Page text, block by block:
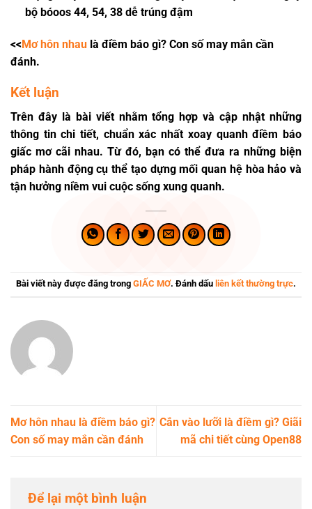
bộ bóoos 44, 54, 38 dễ trúng đậm
<<Mơ hôn nhau là điềm báo gì? Con số may mắn cần
đánh.
Kết luận
Trên đây là bài viết nhằm tổng hợp và cập nhật những
thông tin chi tiết, chuẩn xác nhất xoay quanh điềm báo
giấc mơ cãi nhau. Từ đó, bạn có thể đưa ra những biện
pháp hành động cụ thể tạo dựng mối quan hệ hòa hảo và
tận hưởng niềm vui cuộc sống xung quanh.
Bài viết này được đăng trong GIẤC MƠ. Đánh dấu liên kết thường trực.
Mơ hôn nhau là điềm báo gì?
Con số may mắn cần đánh
Cắn vào lưỡi là điềm gì? Giãi
mã chi tiết cùng Open88
Để lại một bình luận